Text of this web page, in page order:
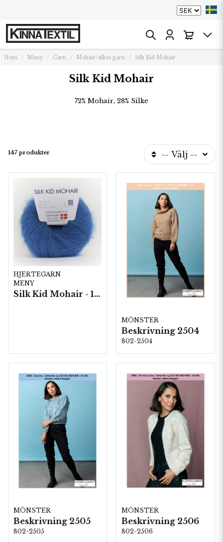
Hem Meny Garn Mohair/silkes garn Silk Kid Mohair
Silk Kid Mohair
72% Mohair, 28% Silke
147 produkter -- Välj --
HJERTEGARN
MENY
Silk Kid Mohair - 10 nystan á 25g./fp.
MÖNSTER
Beskrivning 2504
802-2504
MÖNSTER
Beskrivning 2505
802-2505
MÖNSTER
Beskrivning 2506
802-2506